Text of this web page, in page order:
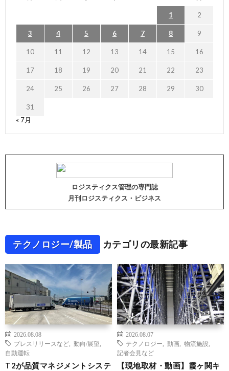
1 2
3 4 5 6 7 8 9
10 11 12 13 14 15 16
17 18 19 20 21 22 23
24 25 26 27 28 29 30
31
« 7月
ロジスティクス管理の専門誌
月刊ロジスティクス・ビジネス
テクノロジー/製品 カテゴリの最新記事
2026.08.08
プレスリリースなど
動向/展望
自動運転
T2が品質マネジメントシステ
2026.08.07
テクノロジー
動画 物流施設
記者会見など
【現地取材・動画】霞ヶ関キ